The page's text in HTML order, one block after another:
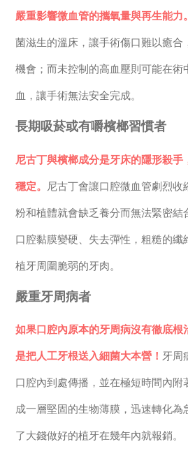
嚴重影響微血管的攜氧量與再生能力
菌滋生的溫床，讓手術傷口難以癒合
機會；而未控制的高血壓則可能在術
血，讓手術無法安全完成。
長期吸菸或有嚼檳榔習慣者
尼古丁與檳榔成分是牙床的隱形殺
穩定。 尼古丁會讓口腔微血管劇烈收
粉和植體就會缺乏養分而無法緊密結
口腔黏膜變硬、失去彈性，粗糙的纖
植牙周圍脆弱的牙肉。
嚴重牙周病者
如果口腔內原本的牙周病沒有徹底根
是把人工牙根送入細菌大本營！ 牙周
口腔內到處傳播，並在極短時間內附
成一層堅固的生物薄膜，迅速轉化為
了大錢做好的植牙在幾年內就報銷。